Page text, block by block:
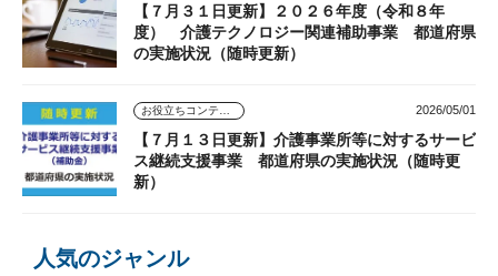
【７月３１日更新】２０２６年度（令和８年
度） 介護テクノロジー関連補助事業 都道府県
の実施状況（随時更新）
お役立ちコンテンツ 2026/05/01
【７月１３日更新】介護事業所等に対するサービ
ス継続支援事業 都道府県の実施状況（随時更
新）
人気のジャンル